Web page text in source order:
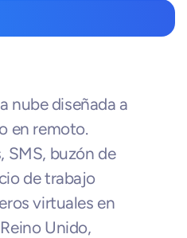
nube diseñada a
en remoto.
SMS, buzón de
de trabajo
virtuales en
Unido,